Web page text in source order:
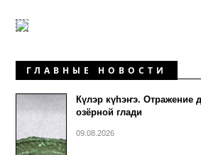
ГЛАВНЫЕ НОВОСТИ
Күлэр күhэҥэ. Отражение
озёрной глади
09.08.2026